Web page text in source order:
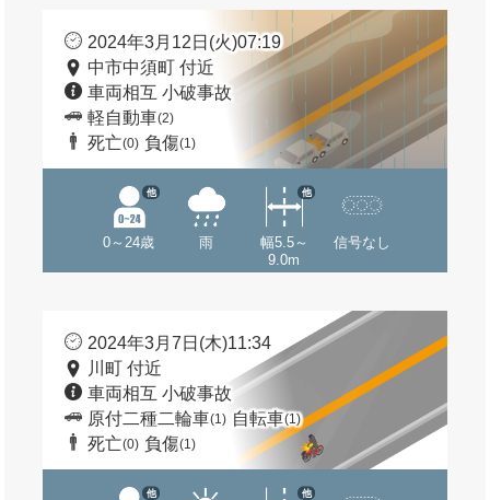
2024年3月12日(火)07:19
中市中須町 付近
車両相互 小破事故
軽自動車(2)
死亡(0) 負傷(1)
0～24歳
他
雨
幅5.5～
9.0m
他
信号なし
2024年3月7日(木)11:34
川町 付近
車両相互 小破事故
原付二種二輪車(1) 自転車(1)
死亡(0) 負傷(1)
他 他